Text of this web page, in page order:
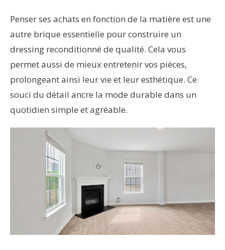
Penser ses achats en fonction de la matière est une
autre brique essentielle pour construire un
dressing reconditionné de qualité. Cela vous
permet aussi de mieux entretenir vos pièces,
prolongeant ainsi leur vie et leur esthétique. Ce
souci du détail ancre la mode durable dans un
quotidien simple et agréable.